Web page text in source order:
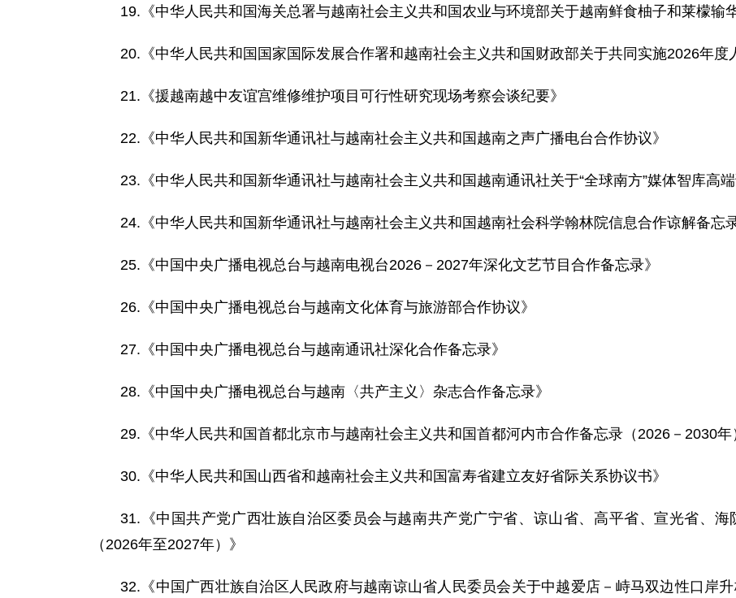
19.《中华人民共和国海关总署与越南社会主义共和国农业与环境部关于越南鲜食柚子和莱檬输
20.《中华人民共和国国家国际发展合作署和越南社会主义共和国财政部关于共同实施2026年度
21.《援越南越中友谊宫维修维护项目可行性研究现场考察会谈纪要》
22.《中华人民共和国新华通讯社与越南社会主义共和国越南之声广播电台合作协议》
23.《中华人民共和国新华通讯社与越南社会主义共和国越南通讯社关于“全球南方”媒体智库高
24.《中华人民共和国新华通讯社与越南社会主义共和国越南社会科学翰林院信息合作谅解备忘录
25.《中国中央广播电视总台与越南电视台2026－2027年深化文艺节目合作备忘录》
26.《中国中央广播电视总台与越南文化体育与旅游部合作协议》
27.《中国中央广播电视总台与越南通讯社深化合作备忘录》
28.《中国中央广播电视总台与越南〈共产主义〉杂志合作备忘录》
29.《中华人民共和国首都北京市与越南社会主义共和国首都河内市合作备忘录（2026－2030年
30.《中华人民共和国山西省和越南社会主义共和国富寿省建立友好省际关系协议书》
31.《中国共产党广西壮族自治区委员会与越南共产党广宁省、谅山省、高平省、宣光省、
（2026年至2027年）》
32.《中国广西壮族自治区人民政府与越南谅山省人民委员会关于中越爱店－峙马双边性口岸